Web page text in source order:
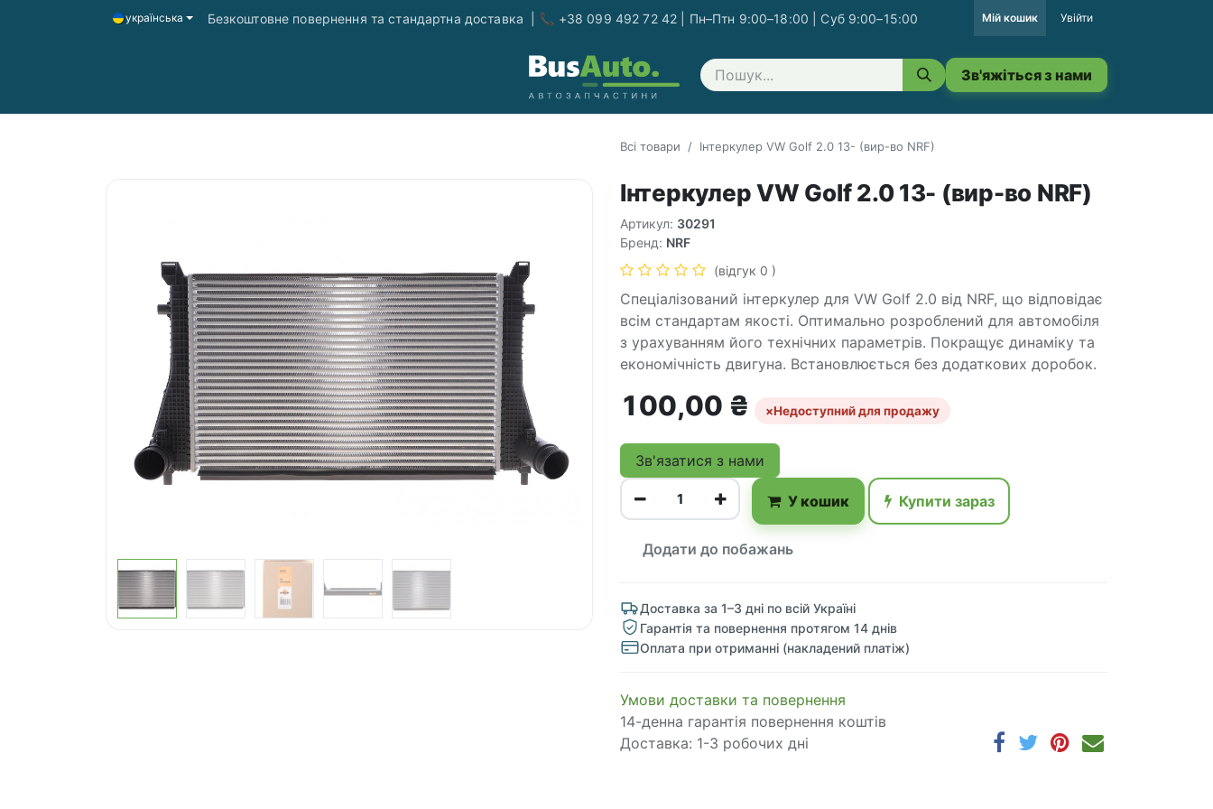
українська Безкоштовне повернення та стандартна доставка | 📞 +38 099 492 72 42 | Пн–Птн 9:00–18:00 | Суб 9:00–15:00 Мій кошик Увійти
Зв'яжіться з нами Зв'яжіться з нами
Всі товари Інтеркулер VW Golf 2.0 13- (вир-во NRF)
Інтеркулер VW Golf 2.0 13- (вир-во NRF)
Артикул: 30291
Бренд: NRF
(відгук 0 )
Спеціалізований інтеркулер для VW Golf 2.0 від NRF, що відповідає
всім стандартам якості. Оптимально розроблений для автомобіля
з урахуванням його технічних параметрів. Покращує динаміку та
економічність двигуна. Встановлюється без додаткових доробок.
100,00 ₴ ×Недоступний для продажу
Зв'язатися з нами
У кошик Купити зараз
Додати до побажань
Доставка за 1–3 дні по всій Україні
Гарантія та повернення протягом 14 днів
Оплата при отриманні (накладений платіж)
​​​​​​​​​​​​​​​​​​​​​​​​​​​​​​​​​​​​​​​​​​​​​​​​​​​​​​​​​​​​​​У​​м​о​в​​и​ д​ос​т​а​в​к​и ​т​а​ по​в​е​р​н​е​н​н​я
14-денна гарантія повернення коштів
Доставка: 1-3 робочих дні